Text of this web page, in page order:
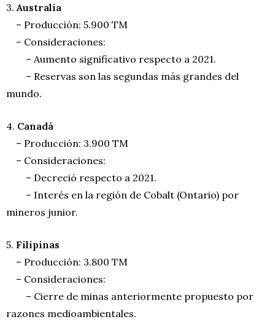
3. Australia
– Producción: 5.900 TM
– Consideraciones:
– Aumento significativo respecto a 2021.
– Reservas son las segundas más grandes del
mundo.
4. Canadá
– Producción: 3.900 TM
– Consideraciones:
– Decreció respecto a 2021.
– Interés en la región de Cobalt (Ontario) por
mineros junior.
5. Filipinas
– Producción: 3.800 TM
– Consideraciones:
– Cierre de minas anteriormente propuesto por
razones medioambientales.